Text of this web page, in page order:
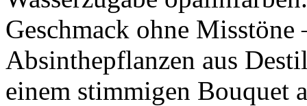
Geschmack ohne
Absinthepflanzen aus
einem stimmigen Bouquet